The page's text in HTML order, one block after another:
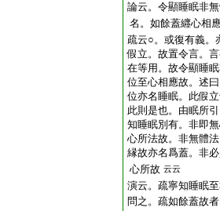
論云。令顯睡眠非
名。如餘蓋纒心相
疏云○。或復有義。
假立。故置令言。
在等用。故令顯睡
位至心相應故。述
位亦名睡眠。此假
此則是也。由眠所
知睡眠別有。非即
心所法故。非無體
縁故亦名爲蓋。非
心所故 云云
演云。疏寧知睡眠
問之。疏如餘蓋故